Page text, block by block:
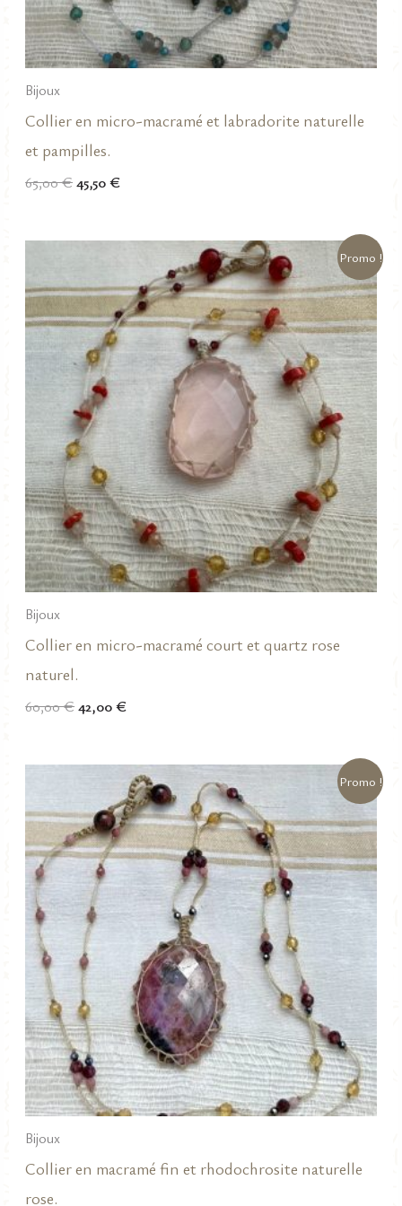
Bijoux
Collier en micro-macramé et labradorite naturelle
et pampilles.
65,00€Le
était :
45,50€Le
est :
Promo !
Bijoux
Collier en micro-macramé court et quartz rose
naturel.
60,00€Le
était :
60,00 €.
42,00€Le
est :
42,00 €.
Promo !
Bijoux
Collier en macramé fin et rhodochrosite naturelle
rose.